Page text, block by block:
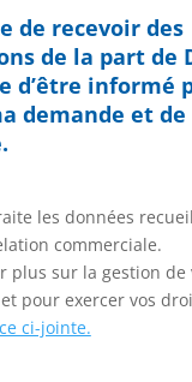
de recevoir des
de la part de
d’être informé
demande et
les données
commerciale.
plus sur la gestion de
pour exercer vos
ci-jointe.